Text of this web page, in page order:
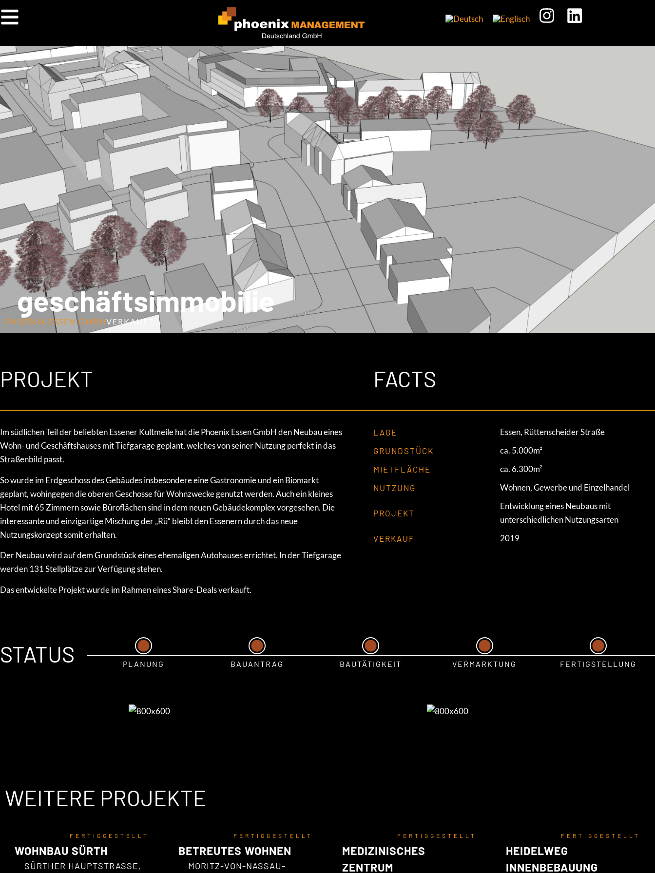
geschäftsimmobilie
PHOENIX ESSEN GMBHVERKAUFT
PROJEKT FACTS
Im südlichen Teil der beliebten Essener Kultmeile hat die Phoenix Essen GmbH den Neubau eines
Wohn- und Geschäftshauses mit Tiefgarage geplant, welches von seiner Nutzung perfekt in das
Straßenbild passt.
So wurde im Erdgeschoss des Gebäudes insbesondere eine Gastronomie und ein Biomarkt
geplant, wohingegen die oberen Geschosse für Wohnzwecke genutzt werden. Auch ein kleines
Hotel mit 65 Zimmern sowie Büroflächen sind in dem neuen Gebäudekomplex vorgesehen. Die
interessante und einzigartige Mischung der „Rü“ bleibt den Essenern durch das neue
Nutzungskonzept somit erhalten.
Der Neubau wird auf dem Grundstück eines ehemaligen Autohauses errichtet. In der Tiefgarage
werden 131 Stellplätze zur Verfügung stehen.
Das entwickelte Projekt wurde im Rahmen eines Share-Deals verkauft.
LAGE Essen, Rüttenscheider Straße
GRUNDSTÜCK ca. 5.000m²
MIETFLÄCHE ca. 6.300m²
NUTZUNG Wohnen, Gewerbe und Einzelhandel
PROJEKT
Entwicklung eines Neubaus mit
unterschiedlichen Nutzungsarten
VERKAUF 2019
STATUS PLANUNG BAUANTRAG BAUTÄTIGKEIT VERMARKTUNG FERTIGSTELLUNG
WEITERE PROJEKTE
FERTIGGESTELLT
WOHNBAU SÜRTH
SÜRTHER HAUPTSTRASSE, K
FERTIGGESTELLT
BETREUTES WOHNEN
MORITZ-VON-NASSAU-
FERTIGGESTELLT
MEDIZINISCHES
ZENTRUM
FERTIGGESTELLT
HEIDELWEG
INNENBEBAUUNG